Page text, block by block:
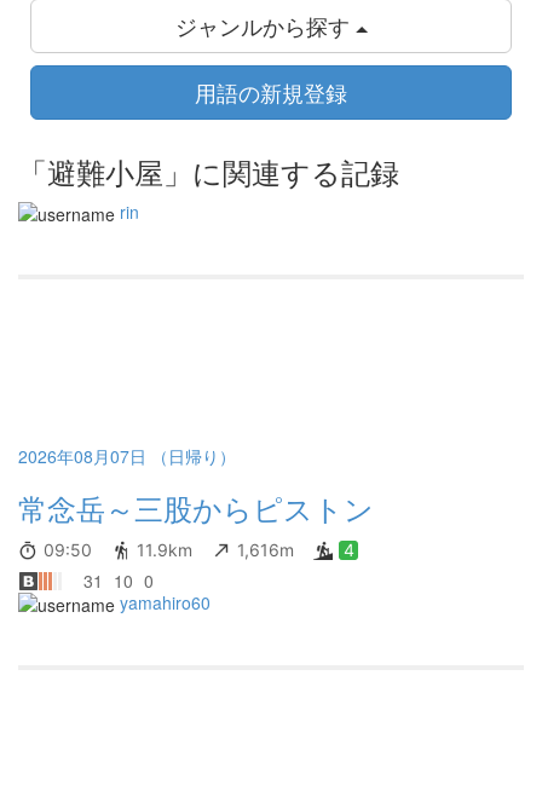
ジャンルから探す
用語の新規登録
「避難小屋」に関連する記録
rin
2026年08月07日 （日帰り）
常念岳～三股からピストン
09:50 11.9km 1,616m 4
31 10 0
yamahiro60